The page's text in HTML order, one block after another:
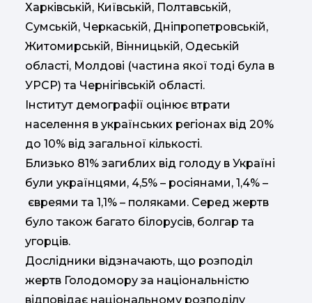
Харківській, Київській, Полтавській,
Сумській, Черкаській, Дніпропетровській,
Житомирській, Вінницькій, Одеській
області, Молдові (частина якої тоді була в
УРСР) та Чернігівській області.
Інститут демографії оцінює втрати
населення в українських регіонах від 20%
до 10% від загальної кількості.
Близько 81% загиблих від голоду в Україні
були українцями, 4,5% – росіянами, 1,4% –
євреями та 1,1% – поляками. Серед жертв
було також багато білорусів, болгар та
угорців.
Дослідники відзначають, що розподіл
жертв Голодомору за національністю
відповідає національному розподілу